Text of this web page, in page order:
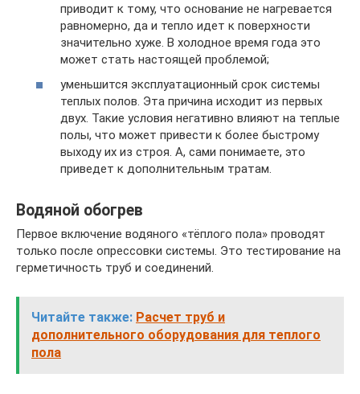
приводит к тому, что основание не нагревается
равномерно, да и тепло идет к поверхности
значительно хуже. В холодное время года это
может стать настоящей проблемой;
уменьшится эксплуатационный срок системы
теплых полов. Эта причина исходит из первых
двух. Такие условия негативно влияют на теплые
полы, что может привести к более быстрому
выходу их из строя. А, сами понимаете, это
приведет к дополнительным тратам.
Водяной обогрев
Первое включение водяного «тёплого пола» проводят
только после опрессовки системы. Это тестирование на
герметичность труб и соединений.
Читайте также: Расчет труб и
дополнительного оборудования для теплого
пола